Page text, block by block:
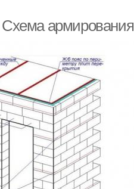
армирования